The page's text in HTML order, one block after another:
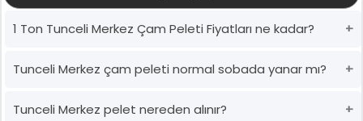
1 Ton Tunceli Merkez Çam Peleti Fiyatları ne kadar?
Tunceli Merkez çam peleti normal sobada yanar mı?
Tunceli Merkez pelet nereden alınır?